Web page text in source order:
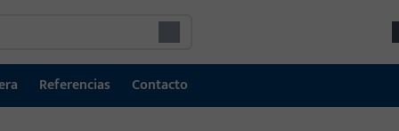
Referencias Contacto